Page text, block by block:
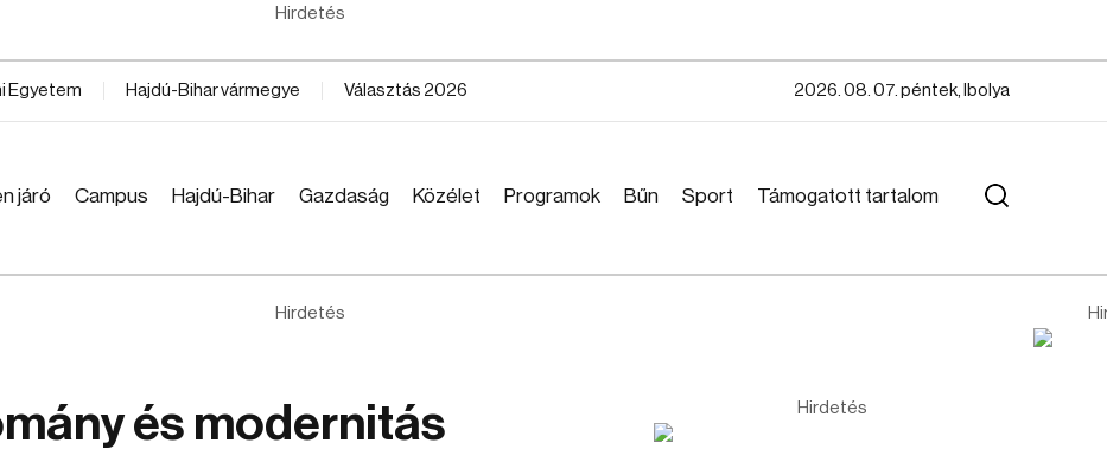
Hirdetés
Egyetem Hajdú-Bihar vármegye Választás 2026 2026. 08. 07. péntek, Ibolya
járó Campus Hajdú-Bihar Gazdaság Közélet Programok Bűn Sport Támogatott tartalom
Hirdetés
és modernitás Hirdetés